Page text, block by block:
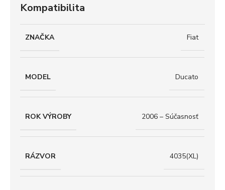
Kompatibilita
ZNAČKA Fiat
MODEL Ducato
ROK VÝROBY 2006 – Súčasnosť
RÁZVOR 4035(XL)